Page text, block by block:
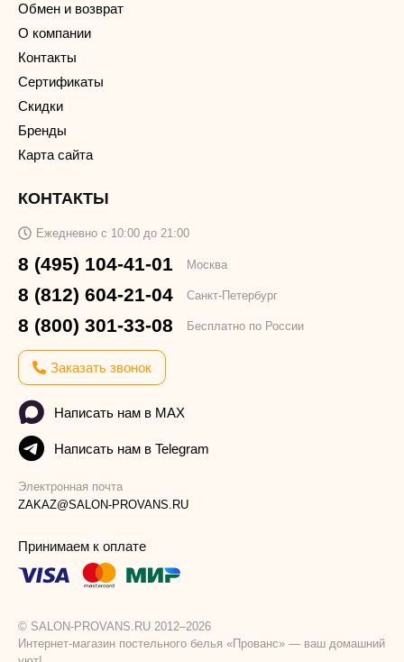
Обмен и возврат
О компании
Контакты
Сертификаты
Скидки
Бренды
Карта сайта
КОНТАКТЫ
Ежедневно с 10:00 до 21:00
8 (495) 104-41-01 Москва
8 (812) 604-21-04 Санкт-Петербург
8 (800) 301-33-08 Бесплатно по России
Заказать звонок
Написать нам в MAX
Написать нам в Telegram
Электронная почта
ZAKAZ@SALON-PROVANS.RU
Принимаем к оплате
© SALON-PROVANS.RU 2012–2026
Интернет-магазин постельного белья «Прованс» — ваш домашний